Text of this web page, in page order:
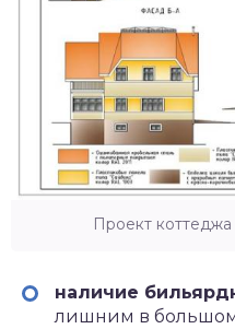
Проект
наличие
лишним в большом